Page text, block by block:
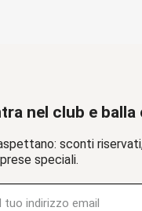
nel club e balla
sconti
speciali.